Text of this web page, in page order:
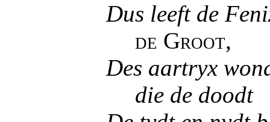
Dus leeft de
de Groot,
Des aartryx
die de doodt